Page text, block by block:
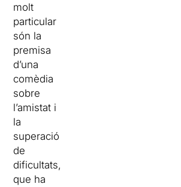
molt
particular
són la
premisa
d’una
comèdia
sobre
l’amistat i
la
superació
de
dificultats,
que ha